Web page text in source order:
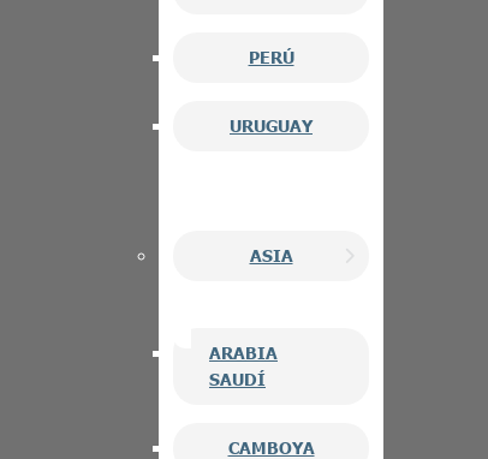
PERÚ
URUGUAY
ASIA
ARABIA
SAUDÍ
CAMBOYA